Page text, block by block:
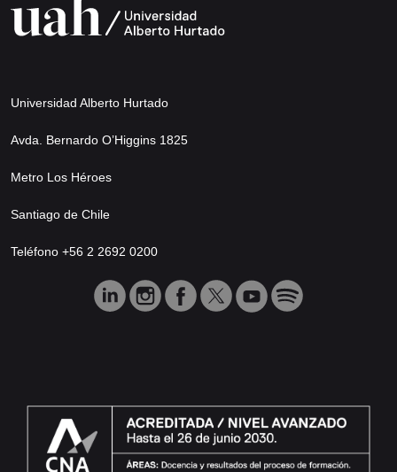
Universidad Alberto Hurtado
Avda. Bernardo O’Higgins 1825
Metro Los Héroes
Santiago de Chile
Teléfono +56 2 2692 0200